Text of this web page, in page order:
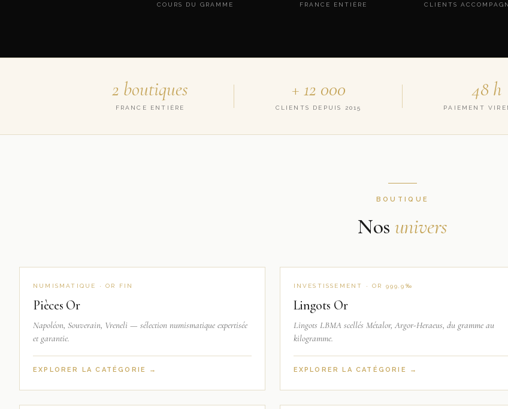
COURS DU GRAMME FRANCE ENTIÈRE CLIENTS
2 boutiques
FRANCE ENTIÈRE
+ 12 000
CLIENTS DEPUIS 2015
48 h
PAIEMENT
BOUTIQUE
Nos univers
NUMISMATIQUE · OR FIN
Pièces Or
Napoléon, Souverain, Vreneli — sélection numismatique expertisée
et garantie.
EXPLORER LA CATÉGORIE →
INVESTISSEMENT · OR 999,9‰
Lingots Or
Lingots LBMA scellés Métalor, Argor-Heraeus, du gramme au
kilogramme.
EXPLORER LA CATÉGORIE →